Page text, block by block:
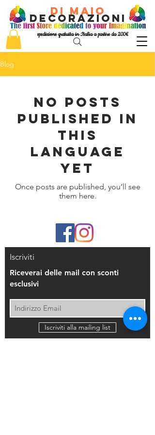
di Maio
decorazioni
spedizione gratuita in Italia a partire da 200€
Blog
No posts
published in
this
language
yet
Once posts are published, you’ll see
them here.
Iscriviti
Riceverai delle mail con sconti
esclusivi
Iscriviti alla mailing list